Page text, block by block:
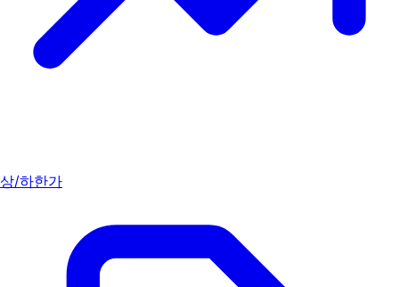
상/하한가